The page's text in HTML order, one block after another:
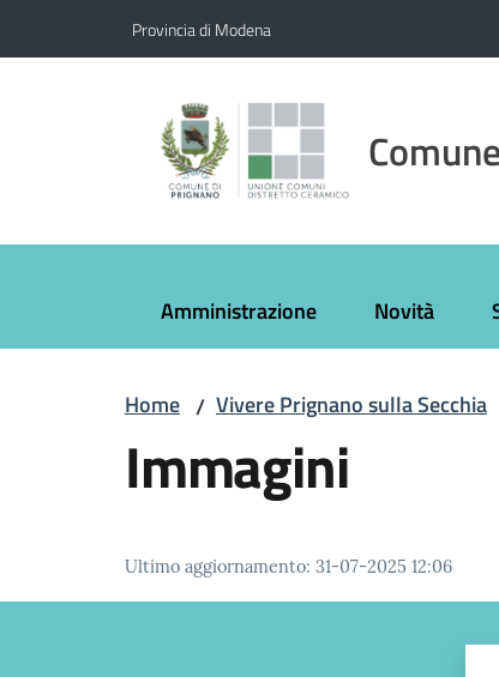
Provincia di Modena
Amministrazione Novità
Home / Vivere Prignano sulla Secchia
Immagini
Ultimo aggiornamento: 31-07-2025 12:06